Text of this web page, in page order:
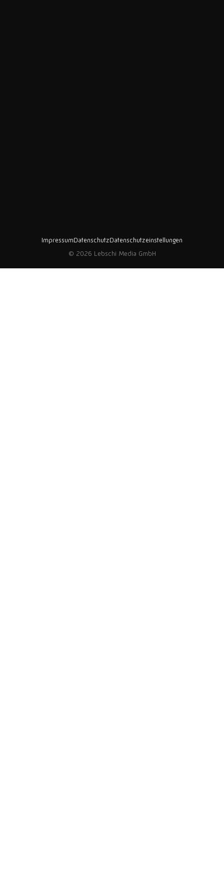
ImpressumDatenschutzDatenschutzeinstellungen
© 2026 Lebschi Media GmbH